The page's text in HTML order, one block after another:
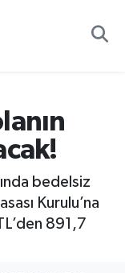
bedelsiz
Kurulu’na
891,7